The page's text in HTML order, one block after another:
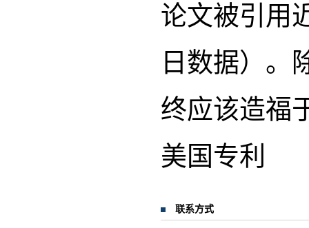
论文被引用
日数据）。
终应该造福
美国专利
联系方式